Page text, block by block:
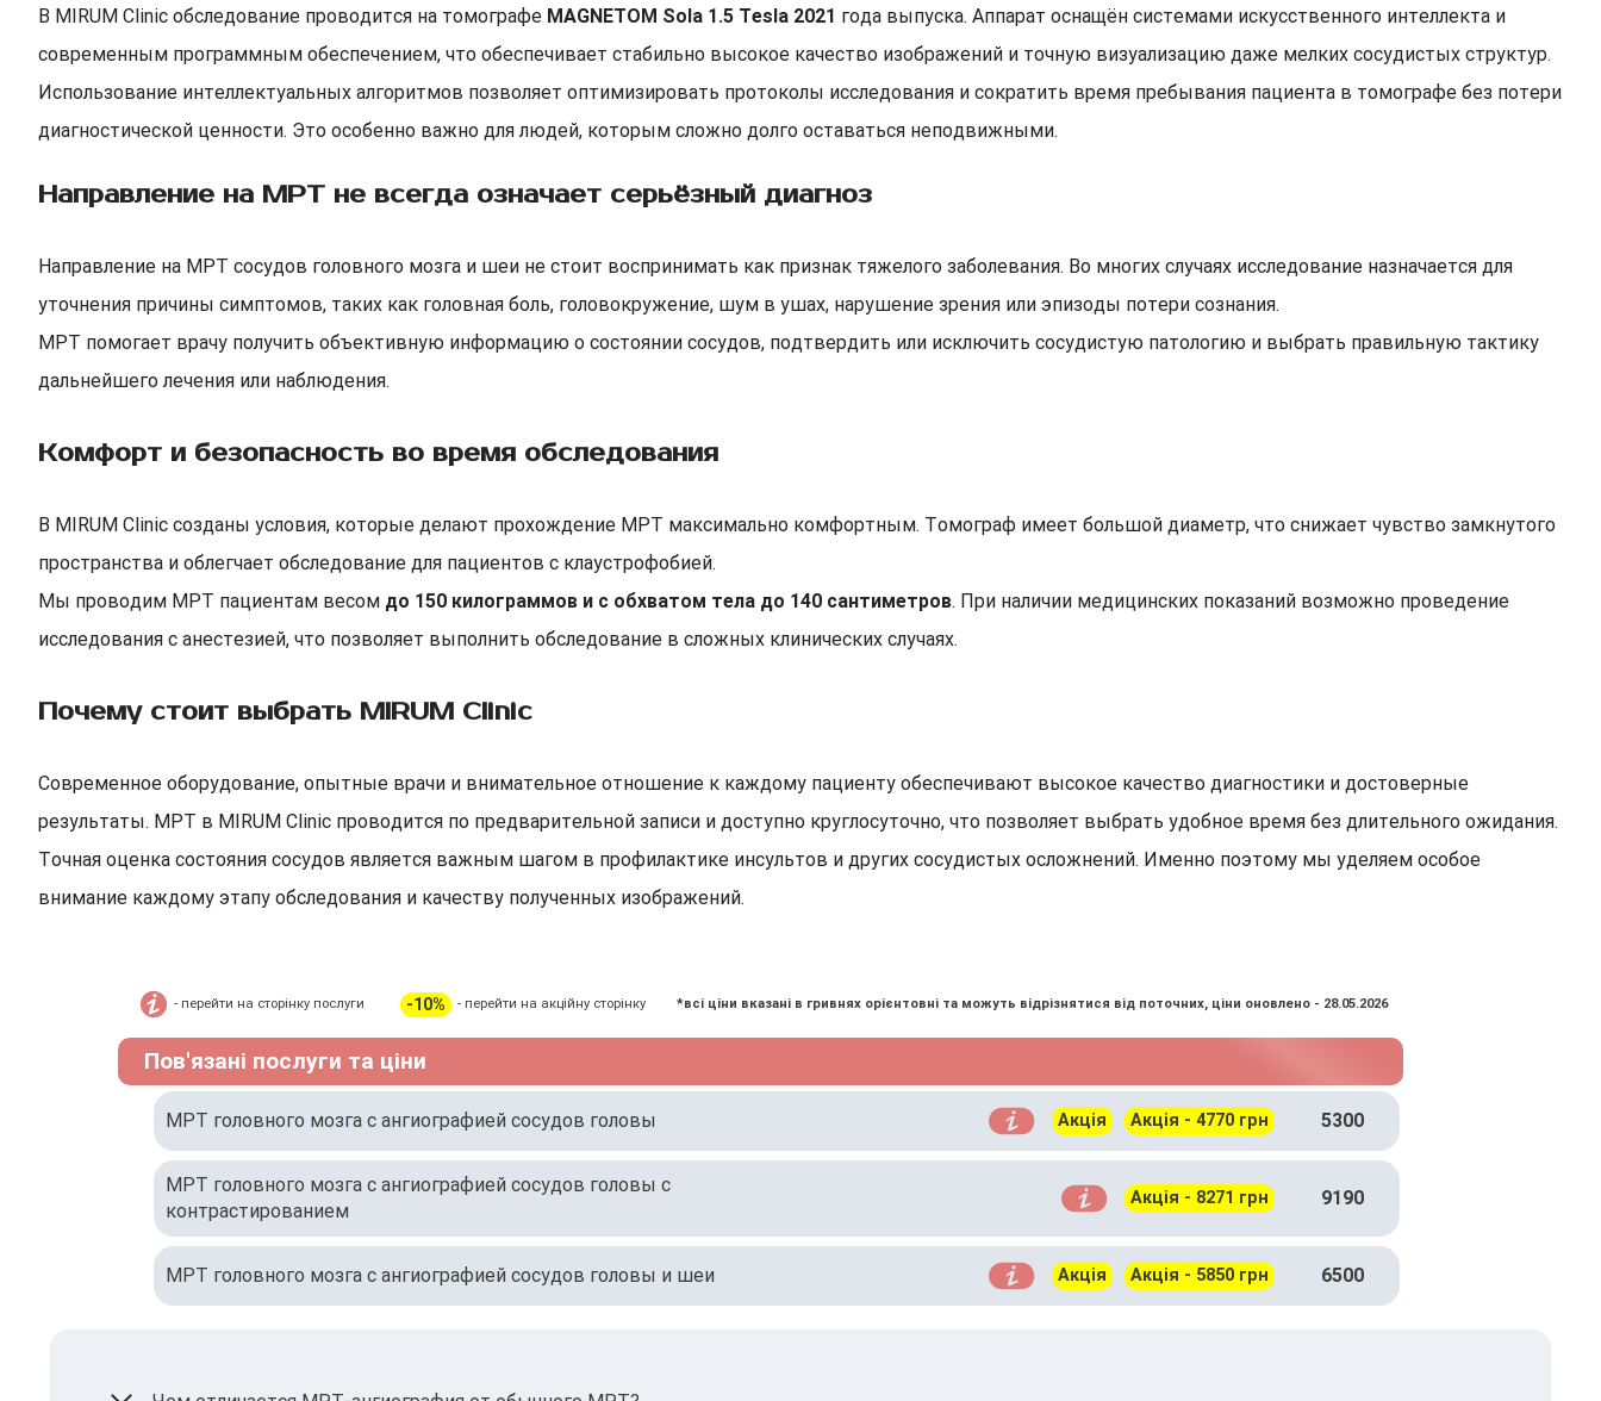
В MIRUM Clinic обследование проводится на томографе MAGNETOM Sola 1.5 Tesla 2021 года выпуска. Аппарат оснащён системами искусственного интеллекта и
современным программным обеспечением, что обеспечивает стабильно высокое качество изображений и точную визуализацию даже мелких сосудистых структур.
Использование интеллектуальных алгоритмов позволяет оптимизировать протоколы исследования и сократить время пребывания пациента в томографе без потери
диагностической ценности. Это особенно важно для людей, которым сложно долго оставаться неподвижными.
Направление на МРТ не всегда означает серьёзный диагноз
Направление на МРТ сосудов головного мозга и шеи не стоит воспринимать как признак тяжелого заболевания. Во многих случаях исследование назначается для
уточнения причины симптомов, таких как головная боль, головокружение, шум в ушах, нарушение зрения или эпизоды потери сознания.
МРТ помогает врачу получить объективную информацию о состоянии сосудов, подтвердить или исключить сосудистую патологию и выбрать правильную тактику
дальнейшего лечения или наблюдения.
Комфорт и безопасность во время обследования
В MIRUM Clinic созданы условия, которые делают прохождение МРТ максимально комфортным. Томограф имеет большой диаметр, что снижает чувство замкнутого
пространства и облегчает обследование для пациентов с клаустрофобией.
Мы проводим МРТ пациентам весом до 150 килограммов и с обхватом тела до 140 сантиметров. При наличии медицинских показаний возможно проведение
исследования с анестезией, что позволяет выполнить обследование в сложных клинических случаях.
Почему стоит выбрать MIRUM Clinic
Современное оборудование, опытные врачи и внимательное отношение к каждому пациенту обеспечивают высокое качество диагностики и достоверные
результаты. МРТ в MIRUM Clinic проводится по предварительной записи и доступно круглосуточно, что позволяет выбрать удобное время без длительного ожидания.
Точная оценка состояния сосудов является важным шагом в профилактике инсультов и других сосудистых осложнений. Именно поэтому мы уделяем особое
внимание каждому этапу обследования и качеству полученных изображений.
- перейти на сторінку послуги -10% - перейти на акційну сторінку *всі ціни вказані в гривнях орієнтовні та можуть відрізнятися від поточних, ціни оновлено - 28.05.2026
Пов'язані послуги та ціни
МРТ головного мозга с ангиографией сосудов головы Акція Акція - 4770 грн 5300
МРТ головного мозга с ангиографией сосудов головы с
контрастированием
Акція - 8271 грн 9190
МРТ головного мозга с ангиографией сосудов головы и шеи Акція Акція - 5850 грн 6500